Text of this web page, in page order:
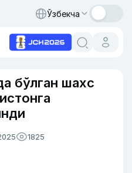
Ўзбекча
бўлган шахс
1825